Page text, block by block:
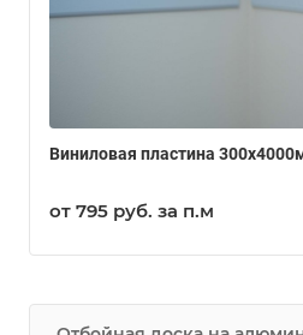
Виниловая пластина
от 795 руб. за п.м